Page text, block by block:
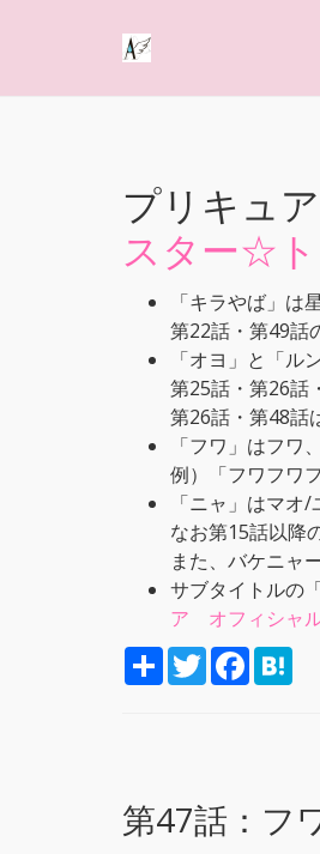
プリキュ
スター☆
「キラやば」は
第22話・第49話
「オヨ」と「ル
第25話・第26話
第26話・第48話
「フワ」はフワ
例）「フワフワ
「ニャ」はマオ
なお第15話以降
また、バケニャ
サブタイトルの
ア オフィシャ
S
h
T
w
F
a
第47話： フ